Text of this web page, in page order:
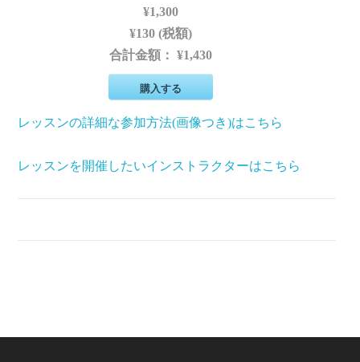
¥1,300
¥130 (税額)
合計金額：¥1,430
購入する
レッスンの詳細な参加方法(画像つき)はこちら
レッスンを開催したいインストラクターはこちら